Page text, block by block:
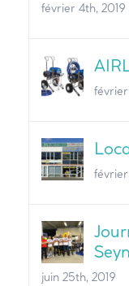
février 4th, 2019
février
juin 25th, 2019